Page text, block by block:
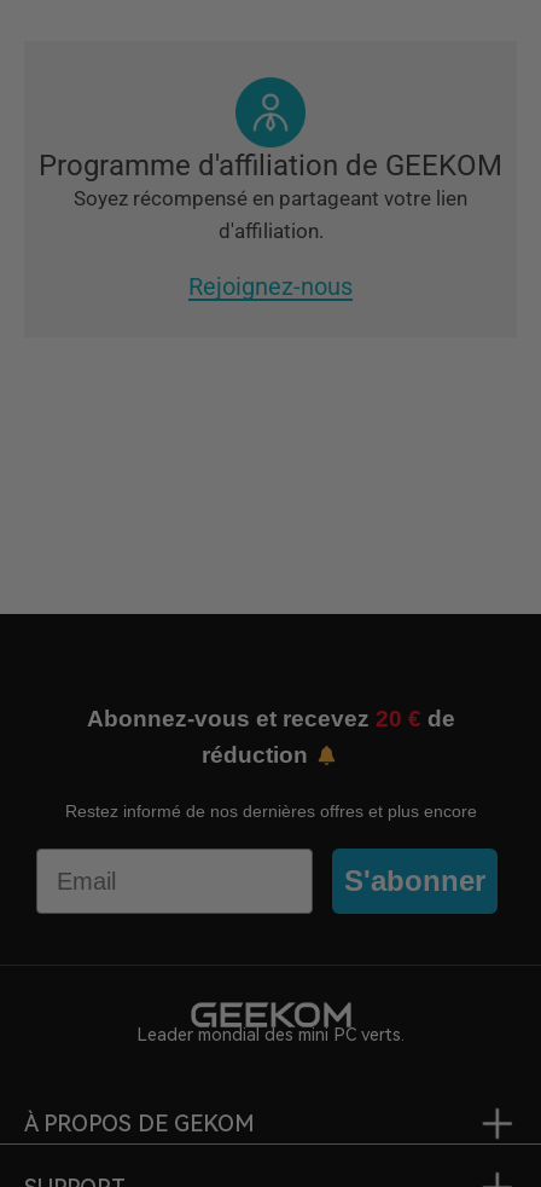
Programme d'affiliation de GEEKOM
Soyez récompensé en partageant votre lien
d'affiliation.
Rejoignez-nous
Abonnez-vous et recevez 20 € de
réduction
Restez informé de nos dernières offres et plus encore
S'abonner
Leader mondial des mini PC verts.
À PROPOS DE GEKOM